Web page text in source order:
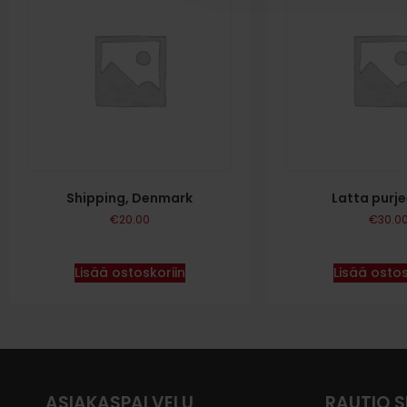
Shipping, Denmark
€20.00
Lisää ostoskoriin
Latta
€30.00
Lisää